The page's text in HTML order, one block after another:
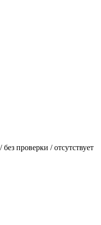
проверки / отсутствует